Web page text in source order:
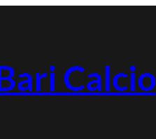
Calcio